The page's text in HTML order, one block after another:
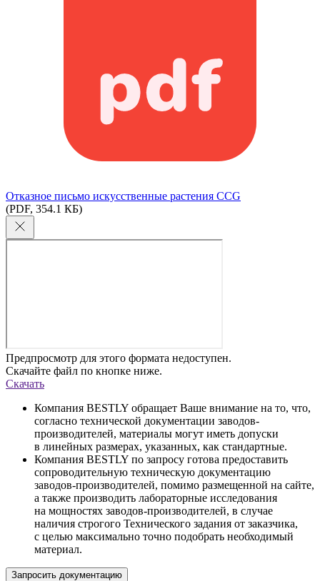
Отказное письмо искусственные растения CCG
(PDF, 354.1 КБ)
Предпросмотр для этого формата недоступен.
Скачайте файл по кнопке ниже.
Скачать
Компания BESTLY обращает Ваше внимание на то, что,
согласно технической документации заводов-
производителей, материалы могут иметь допуски
в линейных размерах, указанных, как стандартные.
Компания BESTLY по запросу готова предоставить
сопроводительную техническую документацию
заводов-производителей, помимо размещенной на сайте,
а также производить лабораторные исследования
на мощностях заводов-производителей, в случае
наличия строгого Технического задания от заказчика,
с целью максимально точно подобрать необходимый
материал.
Запросить документацию